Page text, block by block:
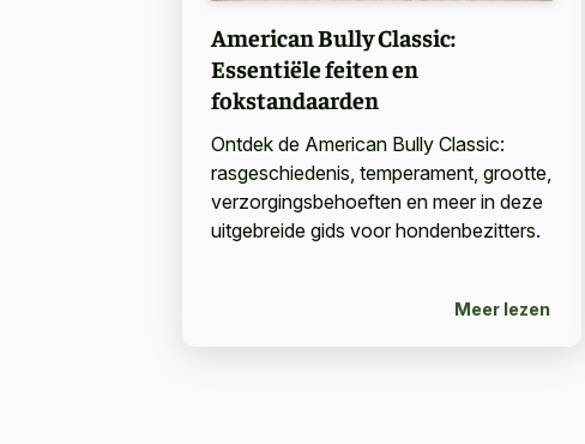
American Bully Classic:
Essentiële feiten en
fokstandaarden
Ontdek de American Bully Classic:
rasgeschiedenis, temperament, grootte,
verzorgingsbehoeften en meer in deze
uitgebreide gids voor hondenbezitters.
Meer lezen